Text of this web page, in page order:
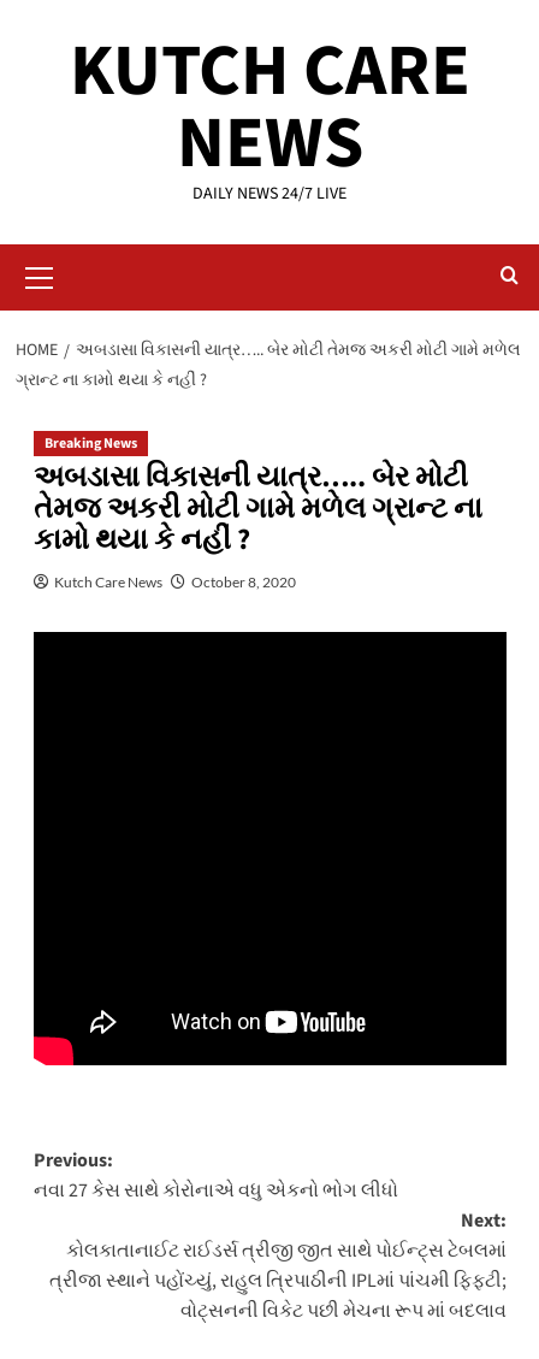
KUTCH CARE
NEWS
DAILY NEWS 24/7 LIVE
Menu
HOME
અબડાસા વિકાસની યાત્ર….. બેર મોટી તેમજ અકરી મોટી ગામે મળેલ
ગ્રાન્ટ ના કામો થયા કે નહીં ?
Breaking News
અબડાસા વિકાસની યાત્ર….. બેર મોટી
તેમજ અકરી મોટી ગામે મળેલ ગ્રાન્ટ ના
કામો થયા કે નહીં ?
Kutch Care News October 8, 2020
Post
navigation
Previous:
નવા 27 કેસ સાથે કોરોનાએ વધુ એકનો ભોગ લીધો
Next:
કોલકાતાનાઈટ રાઈડર્સ ત્રીજી જીત સાથે પોઈન્ટ્સ ટેબલમાં
ત્રીજા સ્થાને પહોંચ્યું, રાહુલ ત્રિપાઠીની IPLમાં પાંચમી ફિફટી;
વોટ્સનની વિકેટ પછી મેચના રૂપ માં બદલાવ